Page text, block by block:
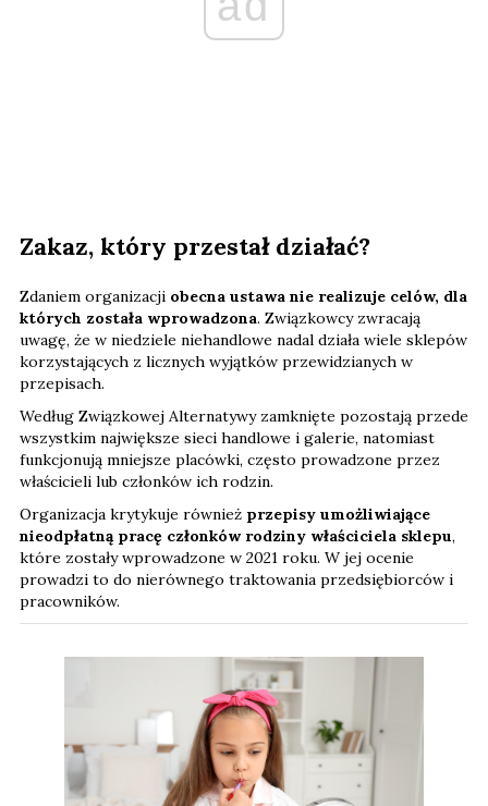
Zakaz, który przestał działać?
Zdaniem organizacji obecna ustawa nie realizuje celów, dla
których została wprowadzona. Związkowcy zwracają
uwagę, że w niedziele niehandlowe nadal działa wiele sklepów
korzystających z licznych wyjątków przewidzianych w
przepisach.
Według Związkowej Alternatywy zamknięte pozostają przede
wszystkim największe sieci handlowe i galerie, natomiast
funkcjonują mniejsze placówki, często prowadzone przez
właścicieli lub członków ich rodzin.
Organizacja krytykuje również przepisy umożliwiające
nieodpłatną pracę członków rodziny właściciela sklepu,
które zostały wprowadzone w 2021 roku. W jej ocenie
prowadzi to do nierównego traktowania przedsiębiorców i
pracowników.